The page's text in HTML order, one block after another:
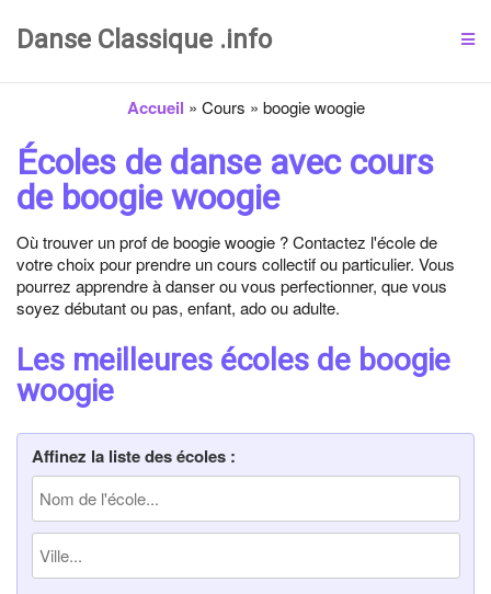
Danse Classique .info
Accueil » Cours » boogie woogie
Écoles de danse avec cours
de boogie woogie
Où trouver un prof de boogie woogie ? Contactez l'école de
votre choix pour prendre un cours collectif ou particulier. Vous
pourrez apprendre à danser ou vous perfectionner, que vous
soyez débutant ou pas, enfant, ado ou adulte.
Les meilleures écoles de boogie
woogie
Affinez la liste des écoles :